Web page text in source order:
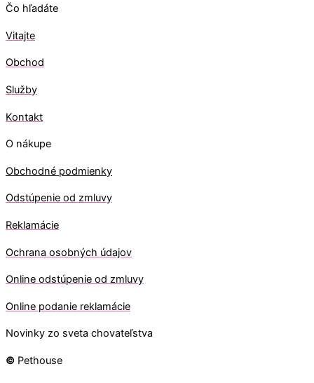
Čo hľadáte
Vitajte
Obchod
Služby
Kontakt
O nákupe
Obchodné podmienky
Odstúpenie od zmluvy
Reklamácie
Ochrana osobných údajov
Online odstúpenie od zmluvy
Online podanie reklamácie
Novinky zo sveta chovateľstva
© Pethouse